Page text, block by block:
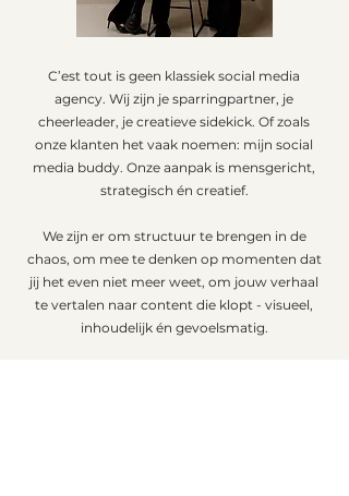
C’est tout is geen klassiek social media
agency. Wij zijn je sparringpartner, je
cheerleader, je creatieve sidekick. Of zoals
onze klanten het vaak noemen: mijn social
media buddy. Onze aanpak is mensgericht,
strategisch én creatief.
We zijn er om structuur te brengen in de
chaos, om mee te denken op momenten dat
jij het even niet meer weet, om jouw verhaal
te vertalen naar content die klopt - visueel,
inhoudelijk én gevoelsmatig.